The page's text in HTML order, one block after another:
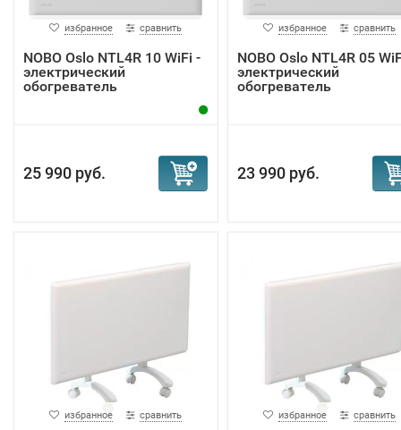
избранное сравнить
NOBO Oslo NTL4R 10 WiFi -
электрический
обогреватель
25 990 руб.
избранное сравнить
NOBO Oslo NTL4R 05
электрический
обогреватель
23 990 руб.
избранное сравнить избранное сравнить